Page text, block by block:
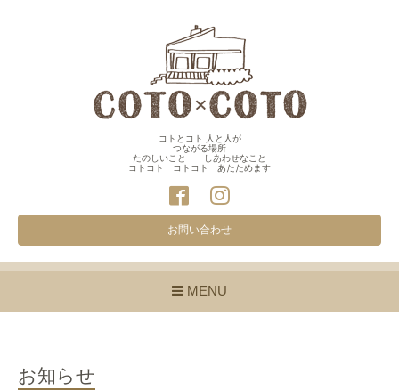
コトとコト 人と人が
つながる場所
たのしいこと しあわせなこと
コトコト コトコト あたためます
お問い合わせ
MENU
お知らせ